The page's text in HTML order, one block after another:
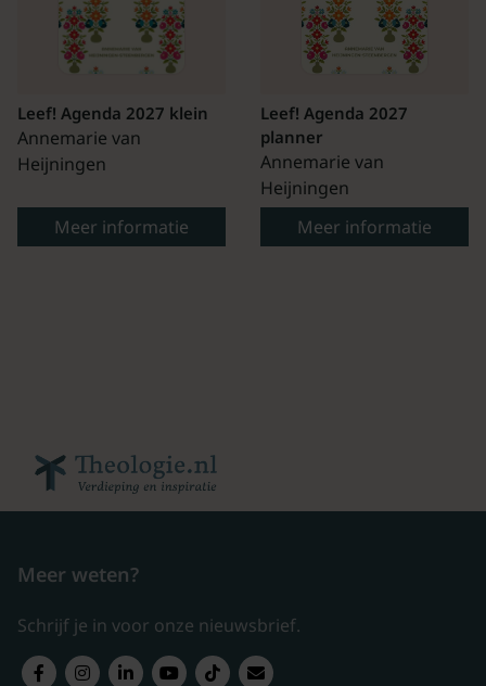
Leef! Agenda 2027 klein
Annemarie van
Heijningen
Meer informatie
Leef! Agenda 2027
planner
Annemarie van
Heijningen
Meer informatie
Meer weten?
Schrijf je in voor onze nieuwsbrief.